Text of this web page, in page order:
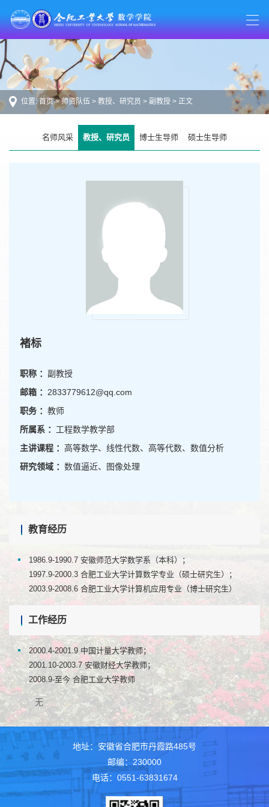
位置:首页>师资队伍 > 教授、研究员 > 副教授 > 正文
名师风采 教授、研究员 博士生导师 硕士生导师
褚标
职称 ： 副教授
邮箱 ： 2833779612@qq.com
职务 ： 教师
所属系 ： 工程数学教学部
主讲课程 ： 高等数学、线性代数、高等代数、数值分析
研究领域 ： 数值逼近、图像处理
教育经历
1986.9-1990.7 安徽师范大学数学系（本科）；
1997.9-2000.3 合肥工业大学计算数学专业（硕士研究生）；
2003.9-2008.6 合肥工业大学计算机应用专业（博士研究生）
工作经历
2000.4-2001.9 中国计量大学教师；
2001.10-2003.7 安徽财经大学教师；
2008.9-至今 合肥工业大学教师
无
地址：安徽省合肥市丹霞路485号
邮编：230000
电话：0551-63831674